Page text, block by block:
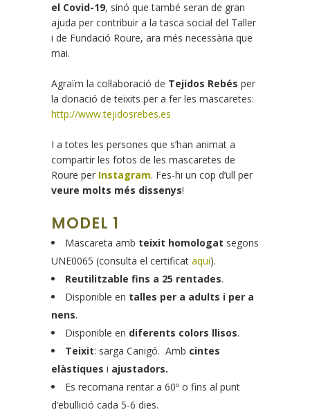
el Covid-19, sinó que també seran de gran
ajuda per contribuir a la tasca social del Taller
i de Fundació Roure, ara més necessària que
mai.
Agraïm la col·laboració de Tejidos Rebés per
la donació de teixits per a fer les mascaretes:
http://www.tejidosrebes.es
I a totes les persones que s’han animat a
compartir les fotos de les mascaretes de
Roure per Instagram. Fes-hi un cop d’ull per
veure molts més dissenys!
MODEL 1
Mascareta amb teixit homologat segons
UNE0065 (consulta el certificat aquí).
Reutilitzable fins a 25 rentades.
Disponible en talles per a adults i per a
nens.
Disponible en diferents colors llisos.
Teixit: sarga Canigó. Amb cintes
elàstiques i ajustadors.
Es recomana rentar a 60º o fins al punt
d’ebullició cada 5-6 dies.